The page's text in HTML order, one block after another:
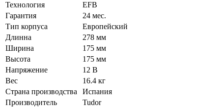
Технология
EFB
Гарантия
24 мес.
Тип корпуса
Европейский
Длинна
278 мм
Ширина
175 мм
Высота
175 мм
Напряжение
12 В
Вес
16.4 кг
Страна производства
Испания
Производитель
Tudor